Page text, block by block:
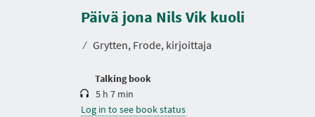
Päivä jona Nils Vik kuoli
⁄ Grytten, Frode, kirjoittaja
Talking book
r
a
i
5 h 7 min
Log in to see book status